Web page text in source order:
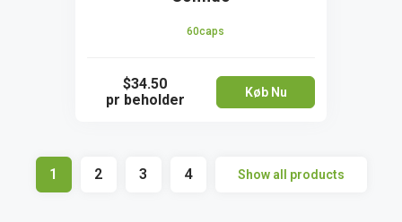
60caps
$34.50
pr beholder
Køb Nu
1 2 3 4 Show all products